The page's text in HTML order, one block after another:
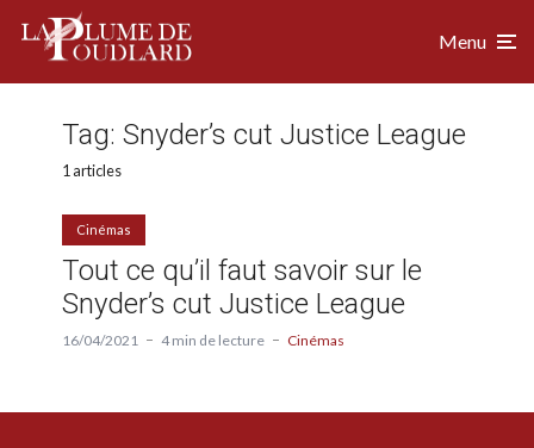
Menu
Tag: Snyder’s cut Justice League
1 articles
Cinémas
Tout ce qu’il faut savoir sur le
Snyder’s cut Justice League
16/04/2021 4 min de lecture Cinémas